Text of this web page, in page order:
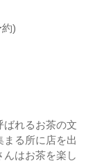
)
ばれるお茶の文
る所に店を出
んはお茶を楽し